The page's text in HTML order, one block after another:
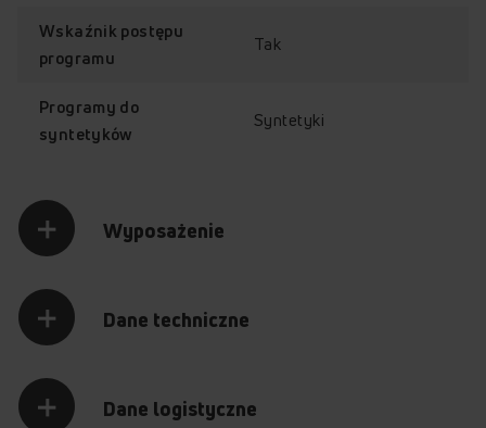
Wskaźnik postępu
programu
Tak
Programy do
syntetyków
Syntetyki
Wyposażenie
Dane techniczne
Dane logistyczne